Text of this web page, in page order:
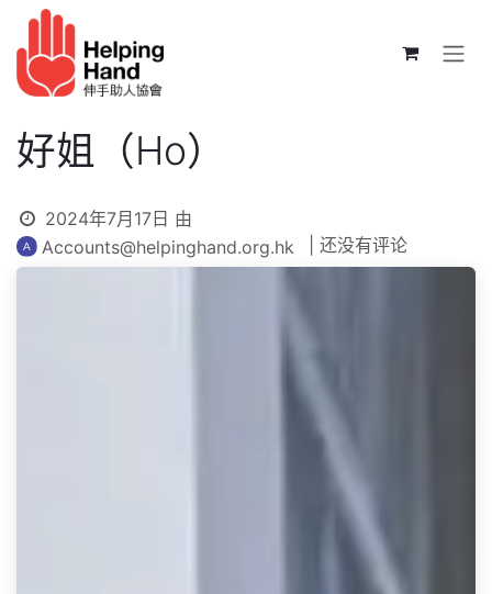
跳至内容
好姐（Ho）
2024年7月17日 由
Accounts@helpinghand.org.hk
| 还没有评论